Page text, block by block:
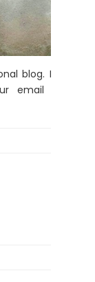
blog. For
email to: